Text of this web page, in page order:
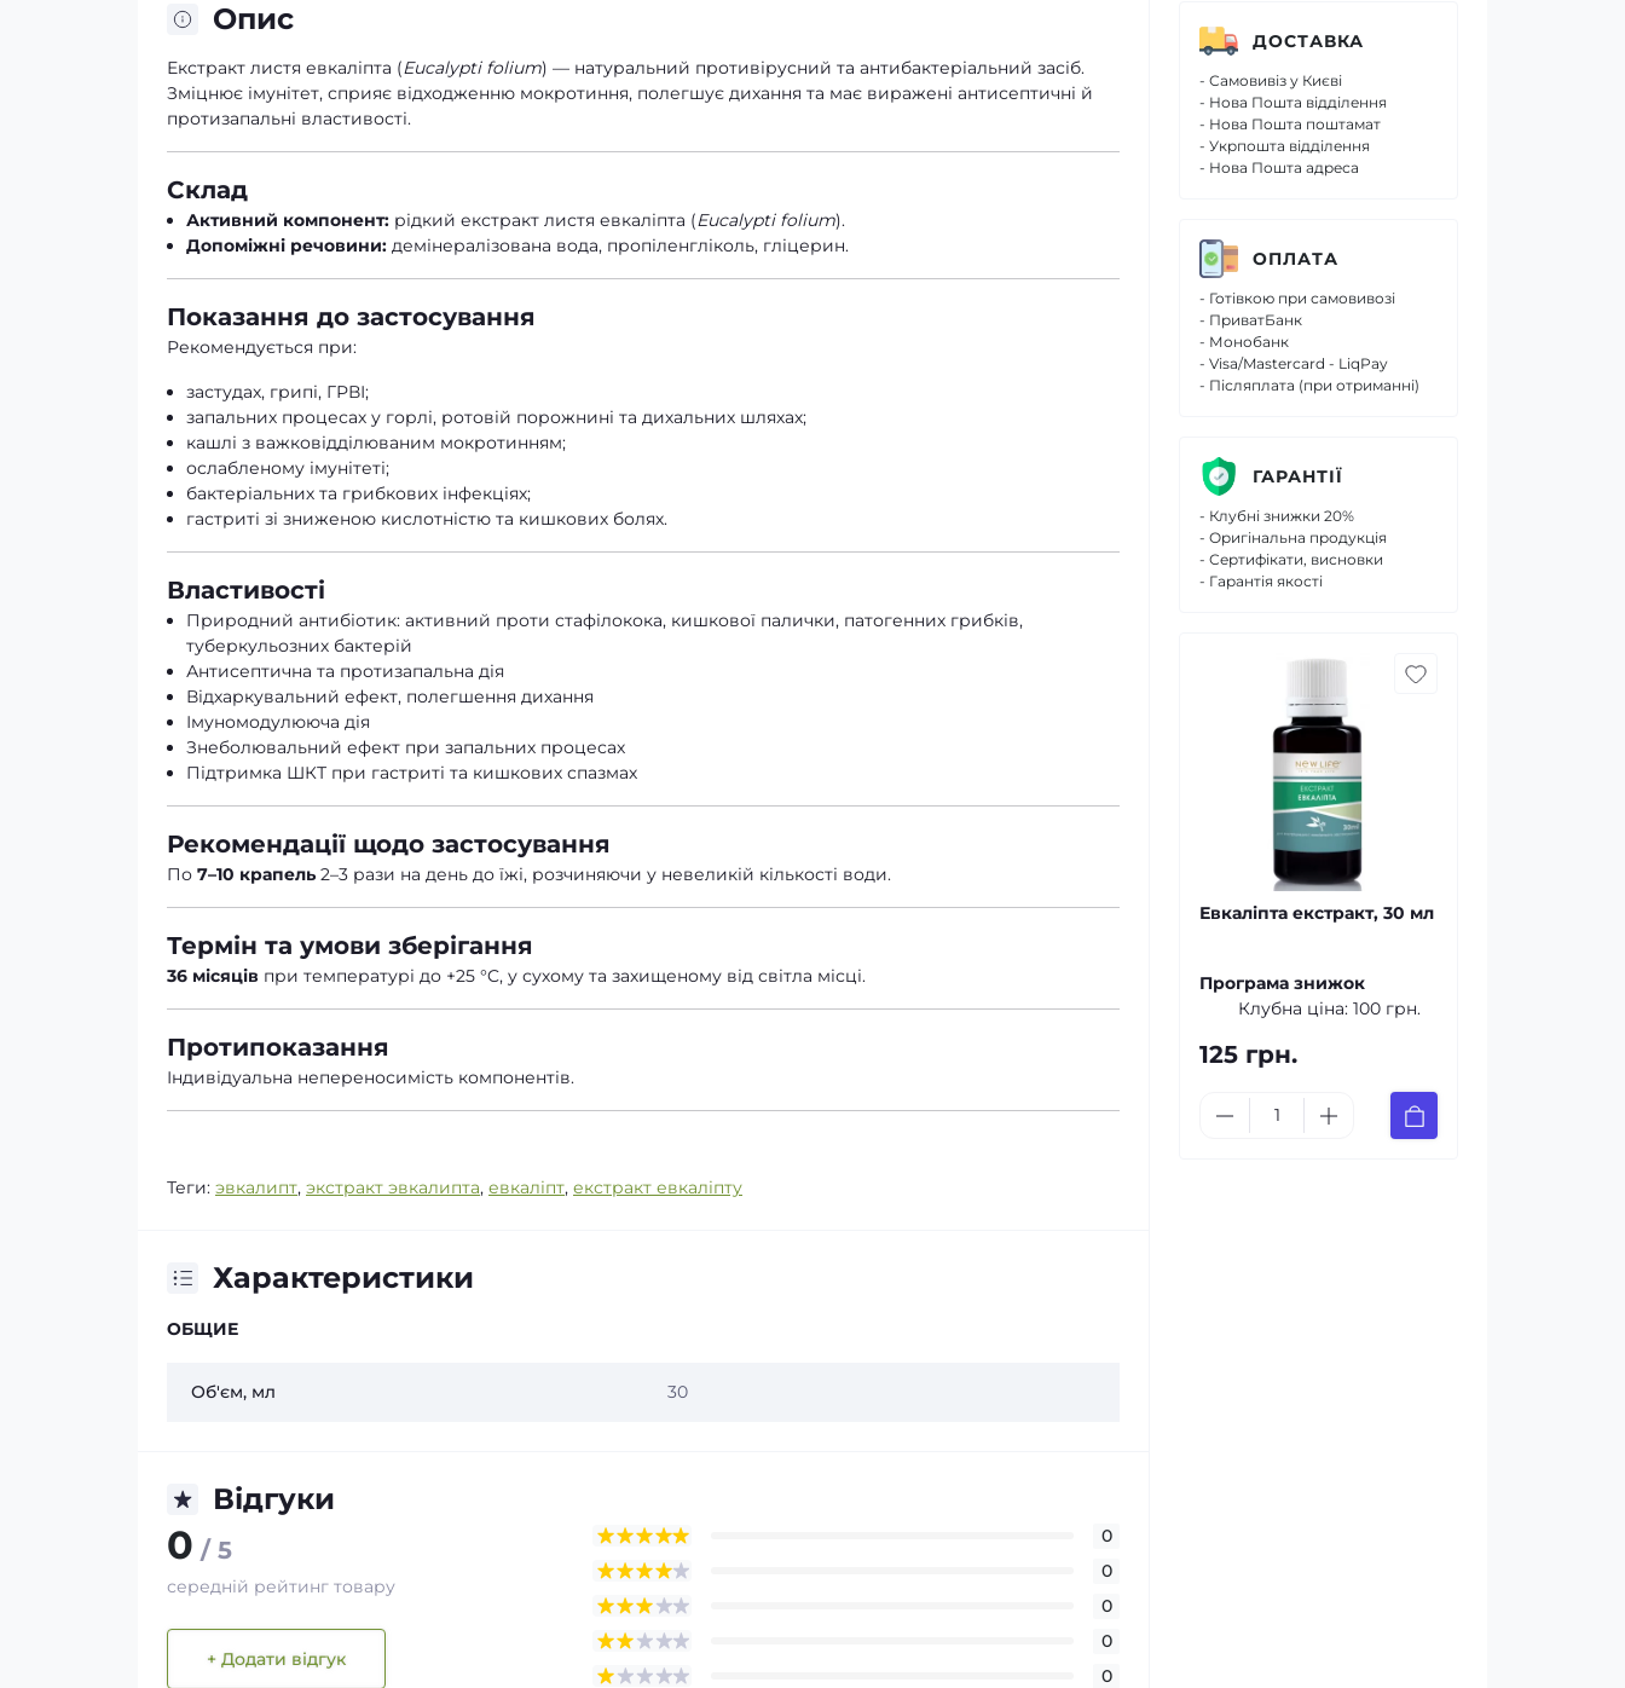
Опис
Екстракт листя евкаліпта (Eucalypti folium) — натуральний противірусний та антибактеріальний засіб.
Зміцнює імунітет, сприяє відходженню мокротиння, полегшує дихання та має виражені антисептичні й
протизапальні властивості.
Склад
Активний компонент: рідкий екстракт листя евкаліпта (Eucalypti folium).
Допоміжні речовини: демінералізована вода, пропіленгліколь, гліцерин.
Показання до застосування
Рекомендується при:
застудах, грипі, ГРВІ;
запальних процесах у горлі, ротовій порожнині та дихальних шляхах;
кашлі з важковідділюваним мокротинням;
ослабленому імунітеті;
бактеріальних та грибкових інфекціях;
гастриті зі зниженою кислотністю та кишкових болях.
Властивості
Природний антибіотик: активний проти стафілокока, кишкової палички, патогенних грибків,
туберкульозних бактерій
Антисептична та протизапальна дія
Відхаркувальний ефект, полегшення дихання
Імуномодулююча дія
Знеболювальний ефект при запальних процесах
Підтримка ШКТ при гастриті та кишкових спазмах
Рекомендації щодо застосування
По 7–10 крапель2–3 рази на день до їжі, розчиняючи у невеликій кількості води.
Термін та умови зберігання
36 місяців при температурі до +25 °C, у сухому та захищеному від світла місці.
Протипоказання
Індивідуальна непереносимість компонентів.
Теги: эвкалипт, экстракт эвкалипта, евкаліпт, екстракт евкаліпту
Характеристики
ОБЩИЕ
Об'єм, мл 30
Відгуки
0 / 5
середній рейтинг товару
+ Додати відгук
0
0
0
0
0
ДОСТАВКА
- Самовивіз у Києві
- Нова Пошта відділення
- Нова Пошта поштамат
- Укрпошта відділення
- Нова Пошта адреса
ОПЛАТА
- Готівкою при самовивозі
- ПриватБанк
- Монобанк
- Visa/Mastercard - LiqPay
- Післяплата (при отриманні)
ГАРАНТІЇ
- Клубні знижки 20%
- Оригінальна продукція
- Сертифікати, висновки
- Гарантія якості
Евкаліпта екстракт, 30 мл
Програма знижок
Клубна ціна: 100 грн.
125 грн.